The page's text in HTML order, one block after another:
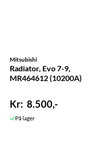
Mitsubishi
Radiator, Evo 7-9,
MR464612 (10200A)
8.500,-
På lager